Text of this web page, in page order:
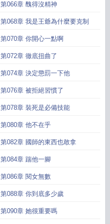
第066章 醜得沒精神
第068章 我是王爺為什麼要克制
第070章 你開心一點啊
第072章 徹底扭曲了
第074章 決定懲罰一下他
第076章 被拒絕習慣了
第078章 裝死是必備技能
第080章 他不在乎
第082章 國師的東西也敢拿
第084章 踹他一腳
第086章 閱女無數
第088章 你到底多少歲
第090章 她很重要嗎